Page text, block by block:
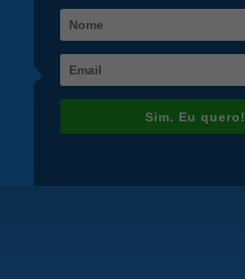
Sim. Eu quero!